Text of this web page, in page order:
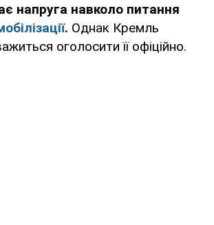
напруга навколо питання
. Однак Кремль
оголосити її офіційно.